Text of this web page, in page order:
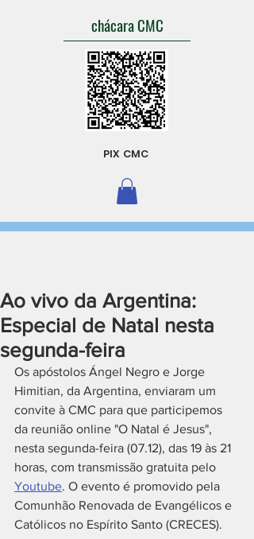
chácara CMC
PIX CMC
Ao vivo da Argentina:
Especial de Natal nesta
segunda-feira
Os apóstolos Ángel Negro e Jorge
Himitian, da Argentina, enviaram um
convite à CMC para que participemos
da reunião online "O Natal é Jesus",
nesta segunda-feira (07.12), das 19 às 21
horas, com transmissão gratuita pelo
Youtube. O evento é promovido pela
Comunhão Renovada de Evangélicos e
Católicos no Espírito Santo (CRECES).